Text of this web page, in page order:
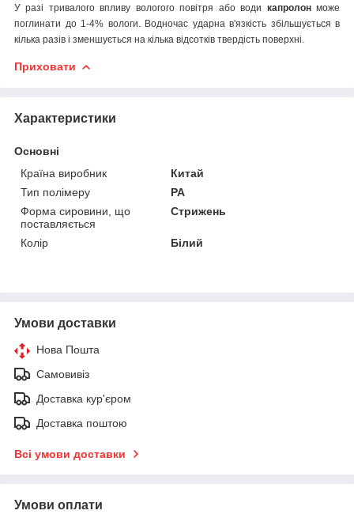
У разі тривалого впливу вологого повітря або води капролонможе
поглинати до 1-4% вологи. Водночас ударна в'язкість збільшується в
кілька разів і зменшується на кілька відсотків твердість поверхні.
Приховати
Характеристики
Основні
Країна виробник
Китай
Тип полімеру
PA
Форма сировини, що
поставляється
Стрижень
Колір Білий
Умови доставки
Нова Пошта
Самовивіз
Доставка кур'єром
Доставка поштою
Всі умови доставки
Умови оплати